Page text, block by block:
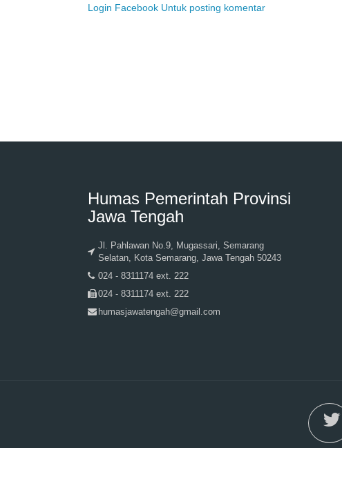
Login Facebook Untuk posting komentar
Humas Pemerintah Provinsi
Jawa Tengah
Jl. Pahlawan No.9, Mugassari, Semarang
Selatan, Kota Semarang, Jawa Tengah 50243
024 - 8311174 ext. 222
024 - 8311174 ext. 222
humasjawatengah@gmail.com